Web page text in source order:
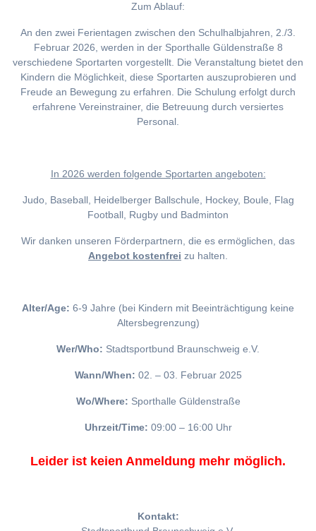
Zum Ablauf:
An den zwei Ferientagen zwischen den Schulhalbjahren, 2./3.
Februar 2026, werden in der Sporthalle Güldenstraße 8
verschiedene Sportarten vorgestellt. Die Veranstaltung bietet den
Kindern die Möglichkeit, diese Sportarten auszuprobieren und
Freude an Bewegung zu erfahren. Die Schulung erfolgt durch
erfahrene Vereinstrainer, die Betreuung durch versiertes
Personal.
In 2026 werden folgende Sportarten angeboten:
Judo, Baseball, Heidelberger Ballschule, Hockey, Boule, Flag
Football, Rugby und Badminton
Wir danken unseren Förderpartnern, die es ermöglichen, das
Angebot kostenfrei zu halten.
Alter/Age: 6-9 Jahre (bei Kindern mit Beeinträchtigung keine
Altersbegrenzung)
Wer/Who: Stadtsportbund Braunschweig e.V.
Wann/When: 02. – 03. Februar 2025
Wo/Where: Sporthalle Güldenstraße
Uhrzeit/Time: 09:00 – 16:00 Uhr
Leider ist keien Anmeldung mehr möglich.
Kontakt: